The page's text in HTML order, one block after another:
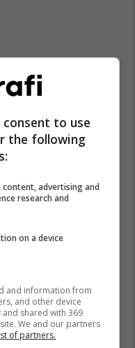
to use
the following
advertising and
research and
on a device
and information from
and other device
shared with 369
We and our partners
of partners.